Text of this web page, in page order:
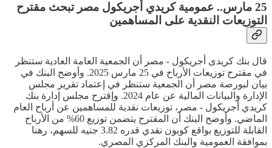
25 مارس.. عمومية كريدي أجريكول مصر تبحث مقترح
التوزيعات النقدية على المساهمين
قال بنك كريدى أجريكول - مصر أن الجمعية العامة العادية ستنظر
في مقترح توزيعات الأرباح في 25 مارس 2025. وأوضح البنك في
بيان لبورصة مصر أن الجمعية ستنظر في إعتماد تقرير مجلس
الإدارة والبيانات المالية عن عام 2024. وإقترح مجلس إدارة بنك
كريدي أجريكول - مصر، توزيعات نقدية للمساهمين عن أرباح العام
الماضي. وأوضح البنك أن المقترح يتضمن توزيع 60% من الأرباح
القابلة للتوزيع بواقع كوبون نقدي قدره 3.82 جنيه للسهم، رهنا
بموافقة العمومية والبنك المركزي المصري.